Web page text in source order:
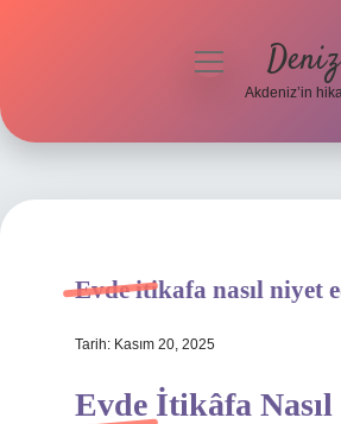
Hakkımızda
menüyü
Akdeniz’in
Evde itikafa nasıl niyet
Tarih: Kasım 20, 2025
Evde İtikâfa